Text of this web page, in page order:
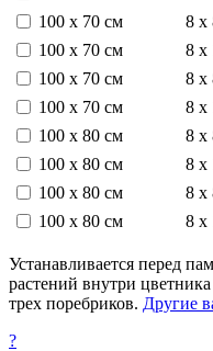
100 х 70 см
8 х
100 х 70 см
8 х
100 х 70 см
8 х
100 х 70 см
8 х
100 х 80 см
8 х
100 х 80 см
8 х
100 х 80 см
8 х
100 х 80 см
8 х
Устанавливается перед
растений внутри
трех поребриков. Другие
?